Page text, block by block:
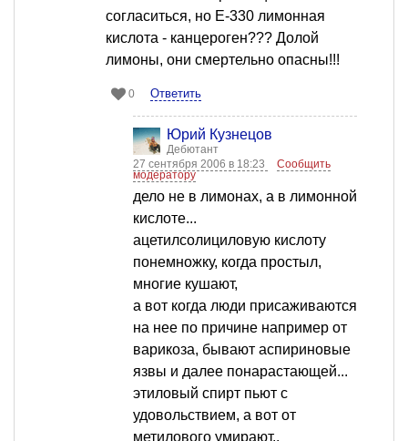
согласиться, но Е-330 лимонная
кислота - канцероген??? Долой
лимоны, они смертельно опасны!!!
0 Ответить
Юрий Кузнецов
Дебютант
27 сентября 2006 в 18:23
Сообщить
модератору
дело не в лимонах, а в лимонной
кислоте...
ацетилсолициловую кислоту
понемножку, когда простыл,
многие кушают,
а вот когда люди присаживаются
на нее по причине например от
варикоза, бывают аспириновые
язвы и далее понарастающей...
этиловый спирт пьют с
удовольствием, а вот от
метилового умирают..